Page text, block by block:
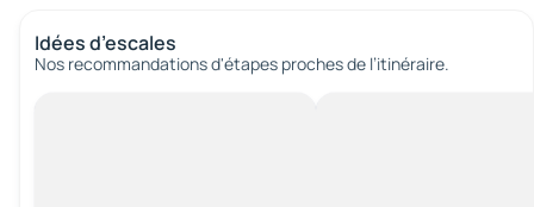
Idées d’escales
Nos recommandations d'étapes proches de l’itinéraire.